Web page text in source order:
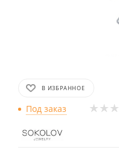
В ИЗБРАННОЕ
Под заказ